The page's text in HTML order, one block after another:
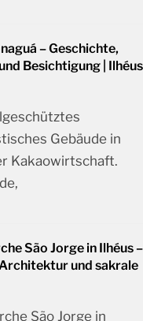
– Geschichte,
Besichtigung | Ilhéus
Gebäude in
Kakaowirtschaft.
São Jorge in Ilhéus –
und sakrale
São Jorge in